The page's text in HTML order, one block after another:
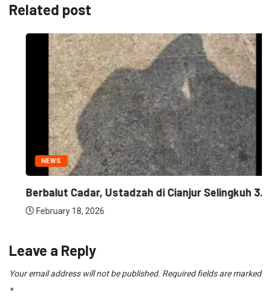
Related post
NEWS
Berbalut Cadar, Ustadzah di Cianjur Selingkuh 3...
February 18, 2026
Leave a Reply
Your email address will not be published. Required fields are marked
*